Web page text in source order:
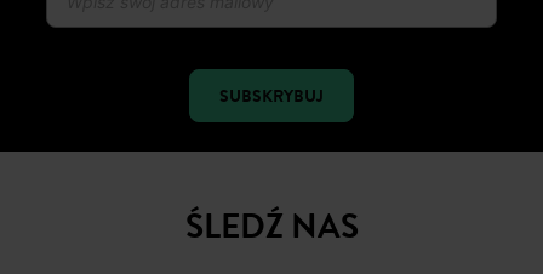
SUBSKRYBUJ
ŚLEDŹ NAS